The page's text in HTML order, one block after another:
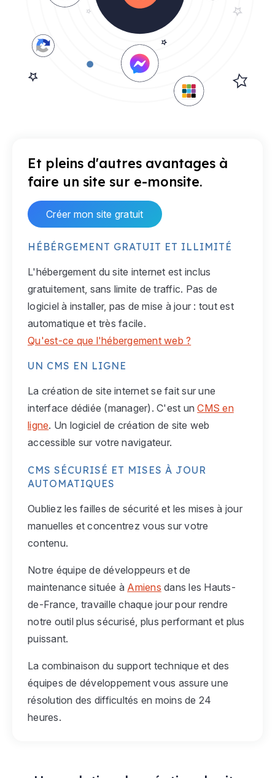
Et pleins d'autres avantages à
faire un site sur e-monsite.
Créer mon site gratuit
HÉBÉRGEMENT GRATUIT ET ILLIMITÉ
L'hébergement du site internet est inclus
gratuitement, sans limite de traffic. Pas de
logiciel à installer, pas de mise à jour : tout est
automatique et très facile.
Qu'est-ce que l'hébergement web ?
UN CMS EN LIGNE
La création de site internet se fait sur une
interface dédiée (manager). C'est unCMS en
ligne. Un logiciel de création de site web
accessible sur votre navigateur.
CMS SÉCURISÉ ET MISES À JOUR
AUTOMATIQUES
Oubliez les failles de sécurité et les mises à jour
manuelles et concentrez vous sur votre
contenu.
Notre équipe de développeurs et de
maintenance située à Amiens dans les Hauts-
de-France, travaille chaque jour pour rendre
notre outil plus sécurisé, plus performant et plus
puissant.
La combinaison du support technique et des
équipes de développement vous assure une
résolution des difficultés en moins de 24
heures.